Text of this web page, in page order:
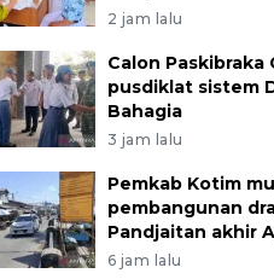
2 jam lalu
Calon Paskibraka
pusdiklat sistem
Bahagia
3 jam lalu
Pemkab Kotim
pembangunan
Pandjaitan akhir
6 jam lalu